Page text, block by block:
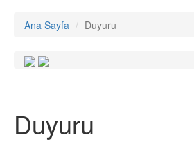
Ana Sayfa Duyuru
Duyuru